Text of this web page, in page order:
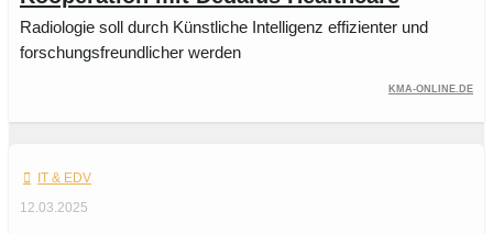
Radiologie soll durch Künstliche Intelligenz effizienter und
forschungsfreundlicher werden
kma-online.de
IT & EDV
12.03.2025